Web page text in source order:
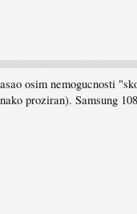
osim nemogucnosti
proziran). Samsung